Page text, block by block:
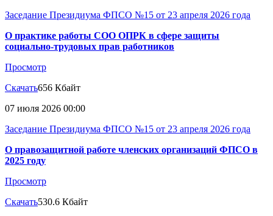
Заседание Президиума ФПСО №15 от 23 апреля 2026 года
О практике работы СОО ОПРК в сфере защиты
социально-трудовых прав работников
Просмотр
Скачать656 Кбайт
07 июля 2026 00:00
Заседание Президиума ФПСО №15 от 23 апреля 2026 года
О правозащитной работе членских организаций ФПСО в
2025 году
Просмотр
Скачать530.6 Кбайт